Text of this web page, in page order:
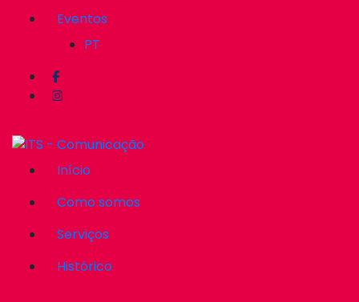
Eventos
PT
Início
Como somos
Serviços
Histórico